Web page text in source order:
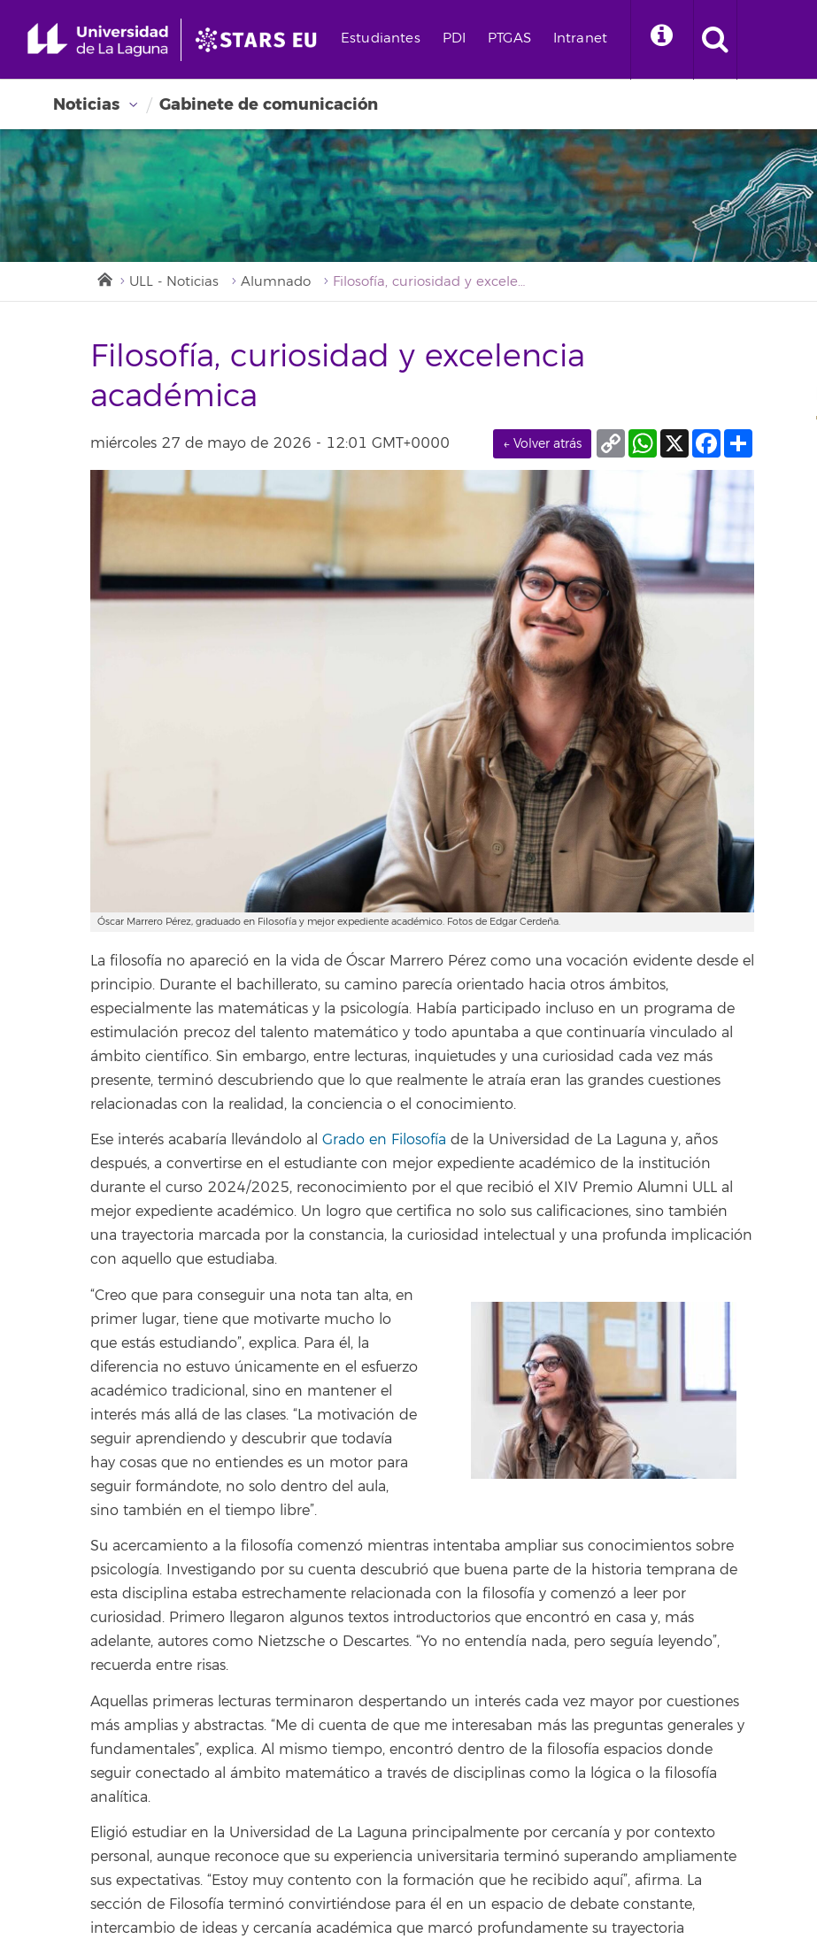
Estudiantes PDI PTGAS Intranet
Noticias Gabinete de comunicación
ULL - Noticias Alumnado Filosofía, curiosidad y excelencia académica
Filosofía, curiosidad y excelencia
académica
miércoles 27 de mayo de 2026 - 12:01 GMT+0000 ← Volver atrás Facebook
X
WhatsApp
Copy
Link
Óscar Marrero Pérez, graduado en Filosofía y mejor expediente académico. Fotos de Edgar Cerdeña.
La filosofía no apareció en la vida de Óscar Marrero Pérez como una vocación evidente desde el
principio. Durante el bachillerato, su camino parecía orientado hacia otros ámbitos,
especialmente las matemáticas y la psicología. Había participado incluso en un programa de
estimulación precoz del talento matemático y todo apuntaba a que continuaría vinculado al
ámbito científico. Sin embargo, entre lecturas, inquietudes y una curiosidad cada vez más
presente, terminó descubriendo que lo que realmente le atraía eran las grandes cuestiones
relacionadas con la realidad, la conciencia o el conocimiento.
Ese interés acabaría llevándolo al Grado en Filosofía de la Universidad de La Laguna y, años
después, a convertirse en el estudiante con mejor expediente académico de la institución
durante el curso 2024/2025, reconocimiento por el que recibió el XIV Premio Alumni ULL al
mejor expediente académico. Un logro que certifica no solo sus calificaciones, sino también
una trayectoria marcada por la constancia, la curiosidad intelectual y una profunda implicación
con aquello que estudiaba.
“Creo que para conseguir una nota tan alta, en
primer lugar, tiene que motivarte mucho lo
que estás estudiando”, explica. Para él, la
diferencia no estuvo únicamente en el esfuerzo
académico tradicional, sino en mantener el
interés más allá de las clases. “La motivación de
seguir aprendiendo y descubrir que todavía
hay cosas que no entiendes es un motor para
seguir formándote, no solo dentro del aula,
sino también en el tiempo libre”.
Su acercamiento a la filosofía comenzó mientras intentaba ampliar sus conocimientos sobre
psicología. Investigando por su cuenta descubrió que buena parte de la historia temprana de
esta disciplina estaba estrechamente relacionada con la filosofía y comenzó a leer por
curiosidad. Primero llegaron algunos textos introductorios que encontró en casa y, más
adelante, autores como Nietzsche o Descartes. “Yo no entendía nada, pero seguía leyendo”,
recuerda entre risas.
Aquellas primeras lecturas terminaron despertando un interés cada vez mayor por cuestiones
más amplias y abstractas. “Me di cuenta de que me interesaban más las preguntas generales y
fundamentales”, explica. Al mismo tiempo, encontró dentro de la filosofía espacios donde
seguir conectado al ámbito matemático a través de disciplinas como la lógica o la filosofía
analítica.
Eligió estudiar en la Universidad de La Laguna principalmente por cercanía y por contexto
personal, aunque reconoce que su experiencia universitaria terminó superando ampliamente
sus expectativas. “Estoy muy contento con la formación que he recibido aquí”, afirma. La
sección de Filosofía terminó convirtiéndose para él en un espacio de debate constante,
intercambio de ideas y cercanía académica que marcó profundamente su trayectoria